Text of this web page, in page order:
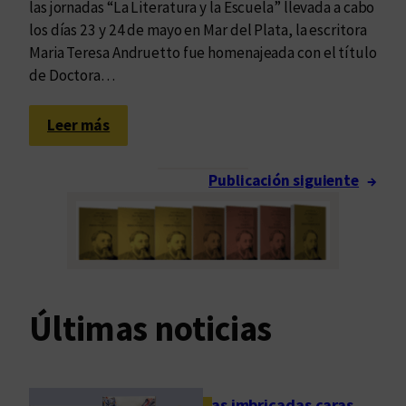
“
M
u
E
s
c
t
u
las jornadas “La Literatura y la Escuela” llevada a cabo
los días 23 y 24 de mayo en Mar del Plata, la escritora
Maria Teresa Andruetto fue homenajeada con el título
de Doctora…
Leer más:
E
v
i
m
l
i
Publicación siguiente →
Últimas noticias